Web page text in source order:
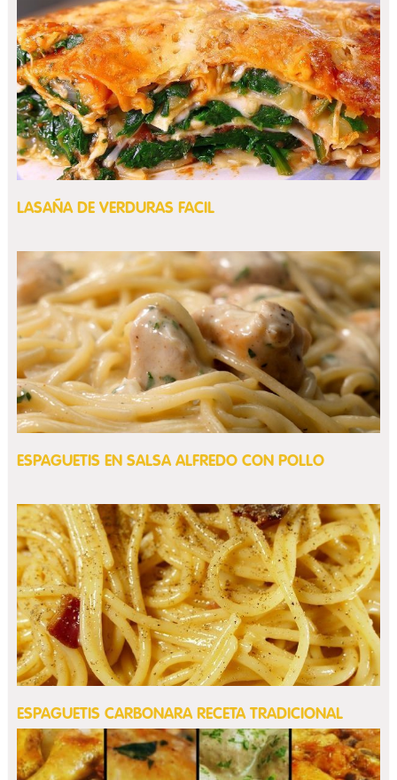
LASAÑA DE VERDURAS FACIL
ESPAGUETIS EN SALSA ALFREDO CON POLLO
ESPAGUETIS CARBONARA RECETA TRADICIONAL